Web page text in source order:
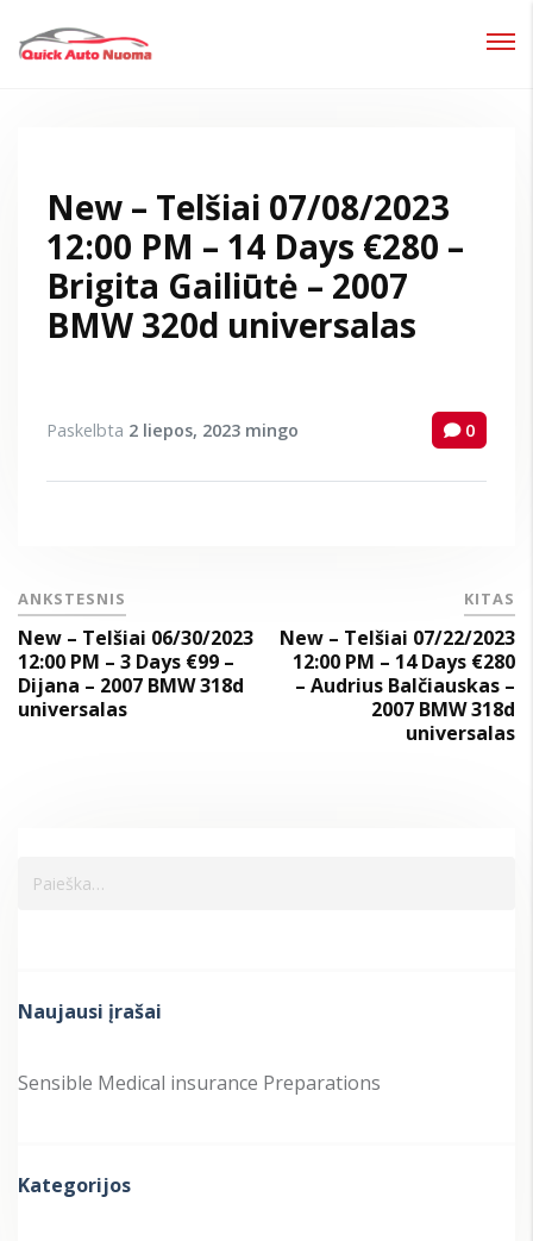
New – Telšiai 07/08/2023
12:00 PM – 14 Days €280 –
Brigita Gailiūtė – 2007
BMW 320d universalas
Paskelbta 2 liepos, 2023 mingo 0
ANKSTESNIS
New – Telšiai 06/30/2023
12:00 PM – 3 Days €99 –
Dijana – 2007 BMW 318d
universalas
KITAS
New – Telšiai 07/22/2023
12:00 PM – 14 Days €280
– Audrius Balčiauskas –
2007 BMW 318d
universalas
Naujausi įrašai
Sensible Medical insurance Preparations
Kategorijos